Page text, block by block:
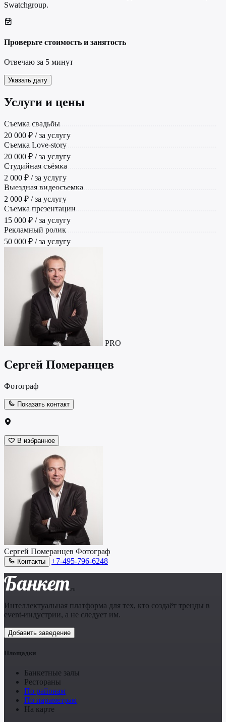
Swatchgroup.
Проверьте стоимость и занятость
Отвечаю за 5 минут
Указать дату
Услуги и цены
Cъемка свадьбы
20 000 ₽ / за услугу
Съемка Love-story
20 000 ₽ / за услугу
Студийная съёмка
2 000 ₽ / за услугу
Выездная видеосъемка
2 000 ₽ / за услугу
Съемка презентации
15 000 ₽ / за услугу
Рекламный ролик
50 000 ₽ / за услугу
PRO
Сергей Померанцев
Фотограф
Показать контакт
В избранное
Сергей Померанцев Фотограф
Контакты +7-495-796-6248
Банкет .ru
Интеллектуальная платформа для тех, кто создаёт тренды в
event-индустрии, а не следует им.
Добавить заведение
Площадки
Банкетные залы
Рестораны
По районам
По параметрам
На карте